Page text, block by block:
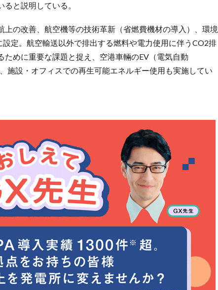
と説明している。
の改善、航空機等の技術革新（省燃費機材の導入）、環境
定。航空輸送以外で排出する燃料や電力使用に伴うCO2排
めに重要な課題と捉え、空港車輛のEV（電気自動
施設・オフィスでの再生可能エネルギー使用も実施してい